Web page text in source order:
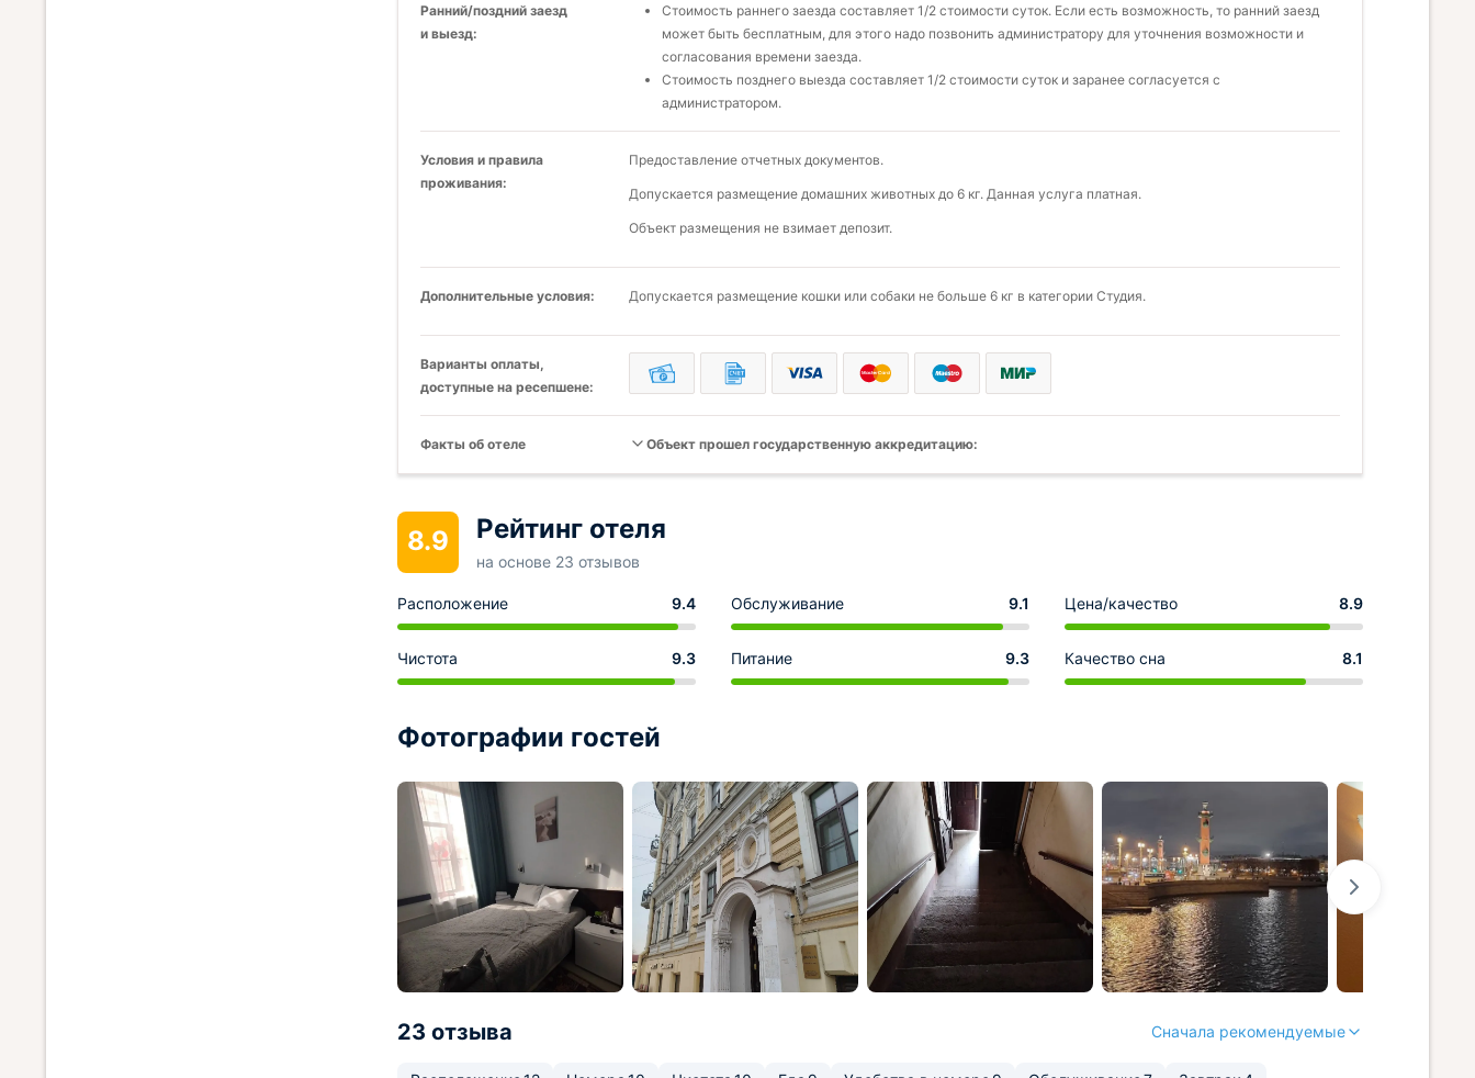
Ранний/поздний заезд
и выезд:
Стоимость раннего заезда составляет 1/2 стоимости суток. Если есть возможность, то ранний заезд
может быть бесплатным, для этого надо позвонить администратору для уточнения возможности и
согласования времени заезда.
Стоимость позднего выезда составляет 1/2 стоимости суток и заранее согласуется с
администратором.
Условия и правила
проживания:
Предоставление отчетных документов.
Допускается размещение домашних животных до 6 кг. Данная услуга платная.
Объект размещения не взимает депозит.
Дополнительные условия: Допускается размещение кошки или собаки не больше 6 кг в категории Студия.
Варианты оплаты,
доступные на ресепшене:
Факты об отеле Объект прошел государственную аккредитацию:
8.9 Рейтинг отеля
на основе 23 отзывов
Расположение 9.4 Обслуживание 9.1 Цена/качество 8.9
Чистота 9.3 Питание 9.3 Качество сна 8.1
Фотографии гостей
23 отзыва Сначала рекомендуемые